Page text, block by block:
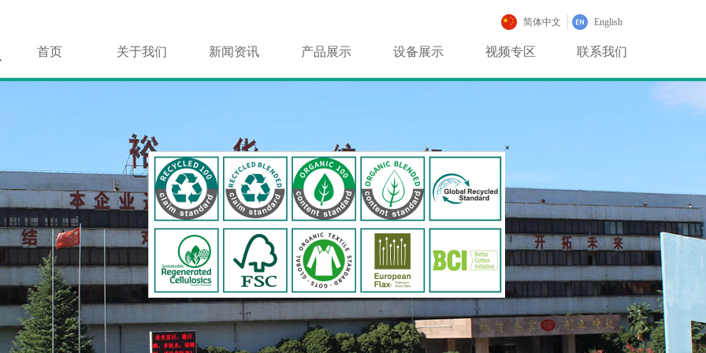
首页 关于我们 新闻资讯 产品展示 设备展示 视频专区 联系我们
简体中文 English